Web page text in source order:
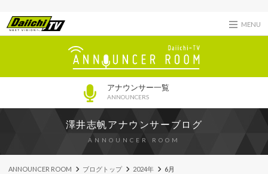
MENU
アナウンサー一覧
ANNOUNCERS
澤井志帆アナウンサーブログ
ANNOUNCER ROOM
ANNOUNCER ROOM ブログトップ 2024年 6月